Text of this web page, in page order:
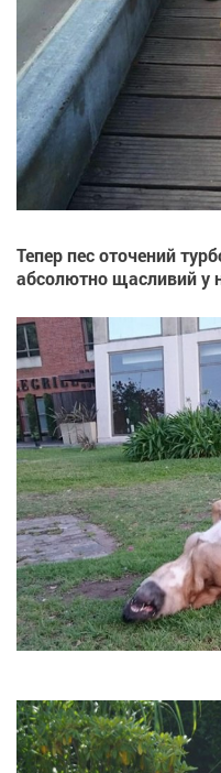
Тепер пес оточений
абсолютно щасливий у